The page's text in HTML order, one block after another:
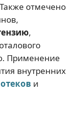
отмечено
,
Применение
внутренних
отеков и